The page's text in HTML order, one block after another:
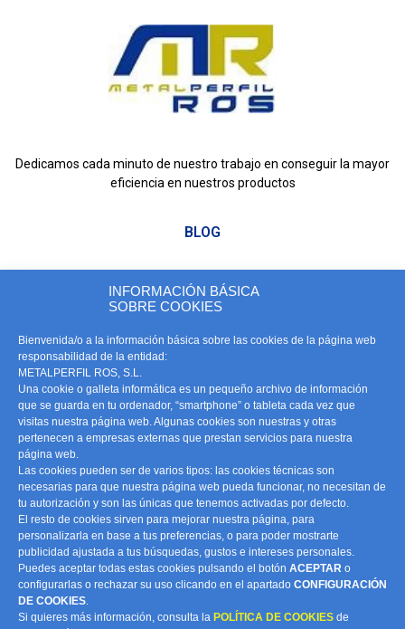
INFORMACIÓN BÁSICA
SOBRE COOKIES
Bienvenida/o a la información básica sobre las cookies de la página web
responsabilidad de la entidad:
METALPERFIL ROS, S.L.
Una cookie o galleta informática es un pequeño archivo de información
que se guarda en tu ordenador, “smartphone” o tableta cada vez que
visitas nuestra página web. Algunas cookies son nuestras y otras
pertenecen a empresas externas que prestan servicios para nuestra
página web.
Las cookies pueden ser de varios tipos: las cookies técnicas son
necesarias para que nuestra página web pueda funcionar, no necesitan de
tu autorización y son las únicas que tenemos activadas por defecto.
El resto de cookies sirven para mejorar nuestra página, para
personalizarla en base a tus preferencias, o para poder mostrarte
publicidad ajustada a tus búsquedas, gustos e intereses personales.
Puedes aceptar todas estas cookies pulsando el botón ACEPTAR o
configurarlas o rechazar su uso clicando en el apartado CONFIGURACIÓN
DE COOKIES.
Si quieres más información, consulta la POLÍTICA DE COOKIES de
Dedicamos cada minuto de nuestro trabajo en conseguir la mayor
eficiencia en nuestros productos
BLOG
CONTACTO
Móvil:639 63 57 99
info@metalperfilros.com
PRIVACIDAD
¿DÓNDE ESTAMOS?